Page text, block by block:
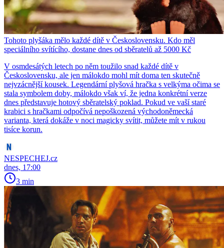
Tohoto plyšáka mělo každé dítě v Československu. Kdo měl
speciálního svítícího, dostane dnes od sběratelů až 5000 Kč
V osmdesátých letech po něm toužilo snad každé dítě v
Československu, ale jen málokdo mohl mít doma ten skutečně
nejvzácnější kousek. Legendární plyšová hračka s velkýma očima se
stala symbolem doby, málokdo však ví, že jedna konkrétní verze
dnes představuje hotový sběratelský poklad. Pokud ve vaší staré
krabici s hračkami odpočívá nepoškozená východoněmecká
varianta, která dokáže v noci magicky svítit, můžete mít v rukou
tisíce korun.
NESPECHEJ.cz
dnes, 17:00
3 min